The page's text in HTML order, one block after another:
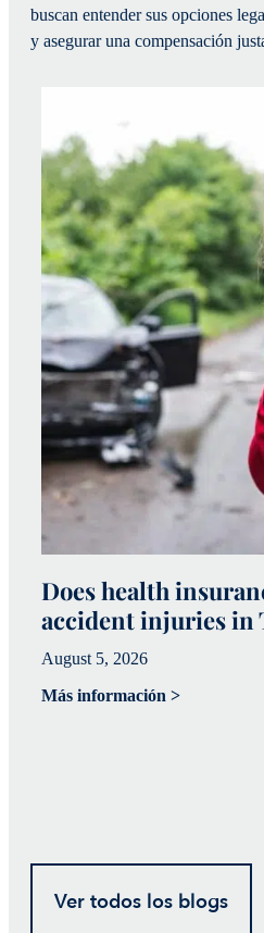
Does health
accident injuries in
August 5, 2026
Más información >
Ver todos los blogs
buscan entender sus opciones
y asegurar una compensación